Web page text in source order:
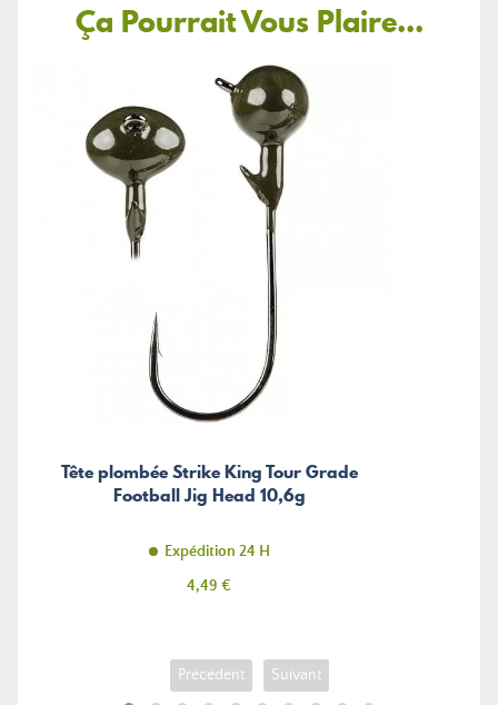
Ça Pourrait Vous Plaire...
Tête plombée Strike King Tour Grade
Football Jig Head 10,6g
Expédition 24 H
Prix
4,49 €
Précédent Suivant